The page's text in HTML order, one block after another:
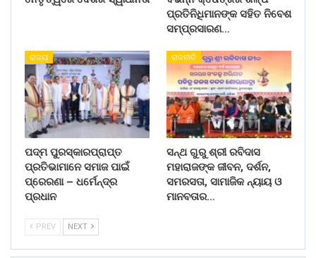
ପ୍ରତିନିଧିମାନଙ୍କ ସହିତ ନିବେଶ
ସମ୍ପ୍ରସାରଣ…
ରାଜ୍ୟ
ପଦ୍ମ ପୁରସ୍କାରପ୍ରାପ୍ତ
ପ୍ରତିଭାମାନେ ସମାଜ ପାଇଁ
ପ୍ରେରଣା – ଧର୍ମେନ୍ଦ୍ର
ପ୍ରଧାନ
ରାଜନୀତି
ସନ୍ଥ ଗୁରୁ ଶ୍ରୀ ରବିଦାସ
ମହାରାଜଙ୍କ ଜୀବନ, ଦର୍ଶନ,
ସମରସତା, ସାମାଜିକ ନ୍ୟାୟ ଓ
ମାନବତାର…
PREV NEXT